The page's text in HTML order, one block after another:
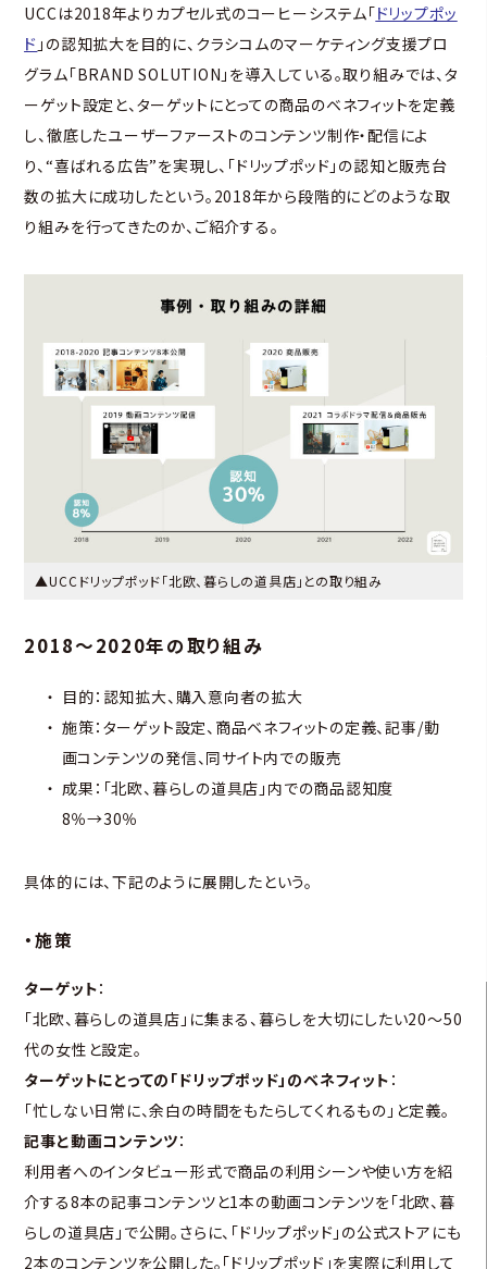
UCCは2018年よりカプセル式のコーヒーシステム「ドリップポッ
ド 」の認知拡大を目的に、クラシコムのマーケティング支援プロ
グラム「BRAND SOLUTION」を導入している。取り組みでは、タ
ーゲット設定と、ターゲットにとっての商品のベネフィットを定義
し、徹底したユーザーファーストのコンテンツ制作・配信によ
り、“喜ばれる広告”を実現し、「ドリップポッド」の認知と販売台
数の拡大に成功したという。2018年から段階的にどのような取
り組みを行ってきたのか、ご紹介する。
▲UCCドリップポッド「北欧、暮らしの道具店」との取り組み
2018〜2020年の取り組み
目的：認知拡大、購入意向者の拡大
施策：ターゲット設定、商品ベネフィットの定義、記事/動
画コンテンツの発信、同サイト内での販売
成果：「北欧、暮らしの道具店」内での商品認知度
8％→30％
具体的には、下記のように展開したという。
・施策
ターゲット：
「北欧、暮らしの道具店」に集まる、暮らしを大切にしたい20〜50
代の女性と設定。
ターゲットにとっての「ドリップポッド」のベネフィット ：
「忙しない日常に、余白の時間をもたらしてくれるもの」と定義。
記事と動画コンテンツ：
利用者へのインタビュー形式で商品の利用シーンや使い方を紹
介する8本の記事コンテンツと1本の動画コンテンツを「北欧、暮
らしの道具店」で公開。さらに、「ドリップポッド」の公式ストアにも
2本のコンテンツを公開した。「ドリップポッド」を実際に利用して